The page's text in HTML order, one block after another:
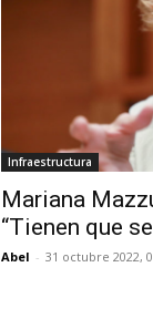
Infraestructura
Mariana
“Tienen que
Abel - 31 octubre 2022,